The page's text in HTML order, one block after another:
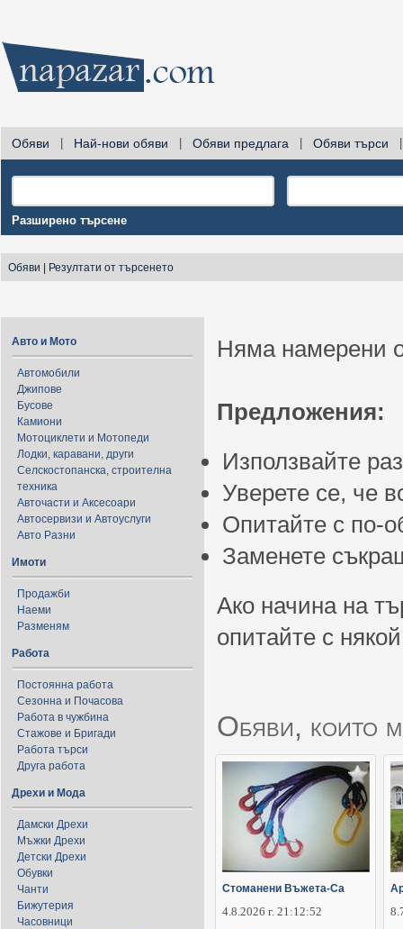
Обяви Най-нови обяви Обяви предлага Обяви търси
Разширено търсене
Обяви Резултати от търсенето
Авто и Мото
Автомобили
Джипове
Бусове
Камиони
Мотоциклети и Мотопеди
Лодки, каравани, други
Селскостопанска, строителна
техника
Авточасти и Аксесоари
Автосервизи и Автоуслуги
Авто Разни
Имоти
Продажби
Наеми
Разменям
Работа
Постоянна работа
Сезонна и Почасова
Работа в чужбина
Стажове и Бригади
Работа търси
Друга работа
Дрехи и Мода
Дамски Дрехи
Мъжки Дрехи
Детски Дрехи
Обувки
Чанти
Бижутерия
Часовници
Няма намерени
Предложения:
Използвайте
Уверете се, че
Опитайте с по-
Заменете
Ако начина на
опитайте с
Обяви, които
Стоманени Въжета-Са
4.8.2026 г. 21:12:52